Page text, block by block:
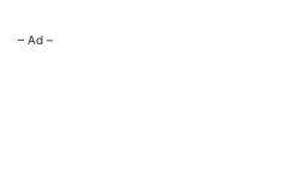
– Ad –